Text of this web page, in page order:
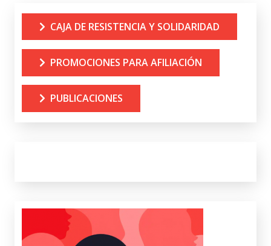
CAJA DE RESISTENCIA Y SOLIDARIDAD
PROMOCIONES PARA AFILIACIÓN
PUBLICACIONES